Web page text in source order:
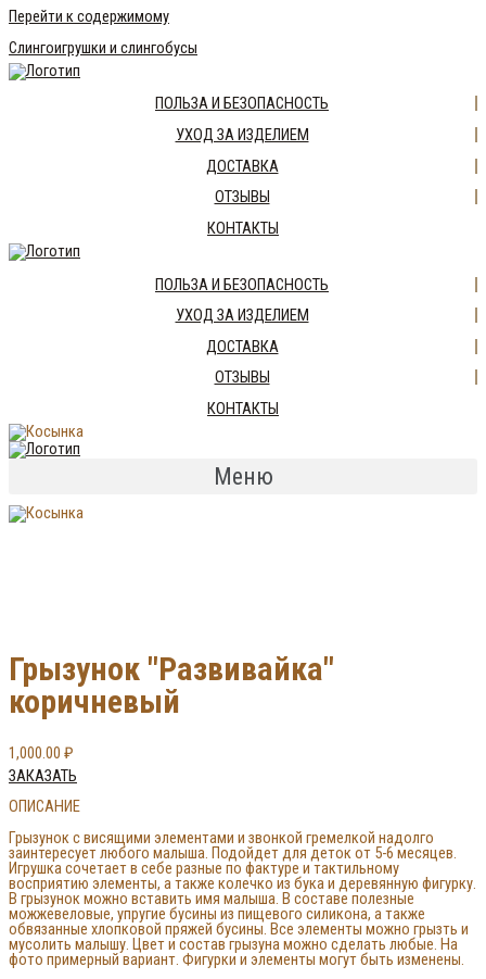
Перейти к содержимому
Слингоигрушки и слингобусы
ПОЛЬЗА И БЕЗОПАСНОСТЬ
УХОД ЗА ИЗДЕЛИЕМ
ДОСТАВКА
ОТЗЫВЫ
КОНТАКТЫ
ПОЛЬЗА И БЕЗОПАСНОСТЬ
УХОД ЗА ИЗДЕЛИЕМ
ДОСТАВКА
ОТЗЫВЫ
КОНТАКТЫ
Меню
Грызунок "Развивайка"
коричневый
1,000.00 ₽
ЗАКАЗАТЬ
ОПИСАНИЕ
Грызунок с висящими элементами и звонкой гремелкой надолго
заинтересует любого малыша. Подойдет для деток от 5-6 месяцев.
Игрушка сочетает в себе разные по фактуре и тактильному
восприятию элементы, а также колечко из бука и деревянную фигурку.
В грызунок можно вставить имя малыша. В составе полезные
можжевеловые, упругие бусины из пищевого силикона, а также
обвязанные хлопковой пряжей бусины. Все элементы можно грызть и
мусолить малышу. Цвет и состав грызуна можно сделать любые. На
фото примерный вариант. Фигурки и элементы могут быть изменены.